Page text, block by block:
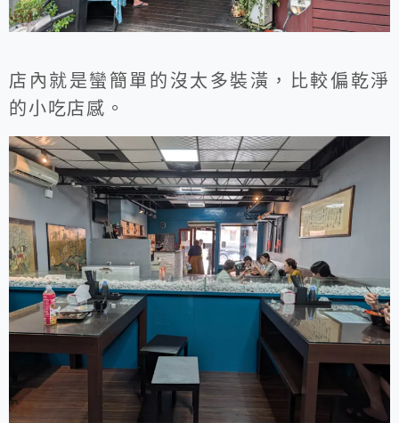
店內就是蠻簡單的沒太多裝潢，比較偏乾淨
的小吃店感。